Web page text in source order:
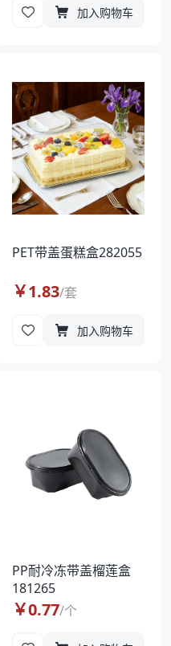
加入购物车
PET带盖蛋糕盒282055
￥1.83/套
加入购物车
PP耐冷冻带盖榴莲盒
181265
￥0.77/个